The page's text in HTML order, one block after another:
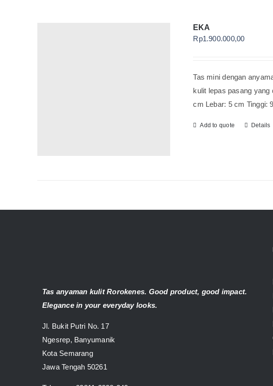
EKA
Rp1.900.000,00
Tas mini dengan
kulit lepas pasang yang
cm Lebar: 5 cm Tinggi:
Add to quote Details
Tas anyaman kulit Rorokenes. Good product, good impact.
Elegance in your everyday looks.
Jl. Bukit Putri No. 17
Ngesrep, Banyumanik
Kota Semarang
Jawa Tengah 50261